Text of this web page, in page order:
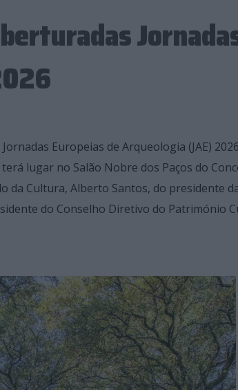
Europeias de Arqueologia (JAE)
lugar no Salão Nobre dos Paços do
da Cultura, Alberto Santos, do presidente
do Conselho Diretivo do Património